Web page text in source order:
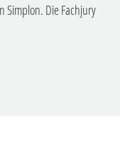
Simplon. Die Fachjury